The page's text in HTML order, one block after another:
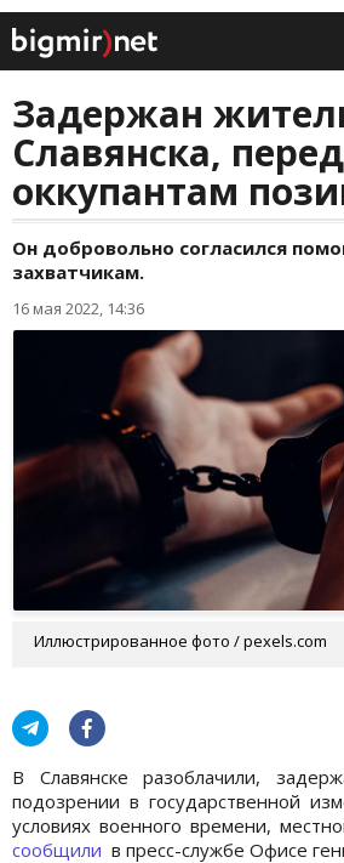
Задержан
Славянска,
оккупантам
Он добровольно согласился
захватчикам.
16 мая 2022, 14:36
Иллюстрированное фото / pexels.com
В Славянске разоблачили,
подозрении в государственной
условиях военного времени,
сообщили в пресс-службе Офисе